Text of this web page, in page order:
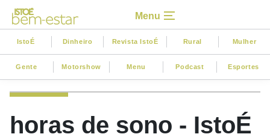
Menu
IstoÉ Dinheiro Revista IstoÉ Rural Mulher
Gente Motorshow Menu Podcast Esportes
horas de sono - IstoÉ